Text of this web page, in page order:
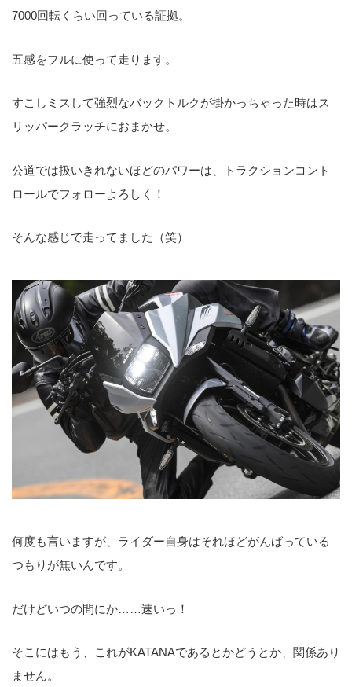
7000回転くらい回っている証拠。
五感をフルに使って走ります。
すこしミスして強烈なバックトルクが掛かっちゃった時はス
リッパークラッチにおまかせ。
公道では扱いきれないほどのパワーは、トラクションコント
ロールでフォローよろしく！
そんな感じで走ってました（笑）
何度も言いますが、ライダー自身はそれほどがんばっている
つもりが無いんです。
だけどいつの間にか……速いっ！
そこにはもう、これがKATANAであるとかどうとか、関係あり
ません。